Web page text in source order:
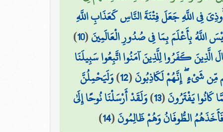
فِي اللَّهِ جَعَلَ فِتْنَةَ النَّاسِ كَعَذَابِ اللَّهِ
بِأَعْلَمَ بِمَا فِي صُدُورِ الْعَالَمِينَ(
10
)
الَّذِينَ كَفَرُوا لِلَّذِينَ آمَنُوا اتَّبِعُوا سَبِيلَنَا
شَيْءٍ ۖ إِنَّهُمْ لَكَاذِبُونَ(
12
)وَلَيَحْمِلُنَّ
كَانُوا يَفْتَرُونَ(
13
)وَلَقَدْ أَرْسَلْنَا نُوحًا إِلَىٰ
الطُّوفَانُ وَهُمْ ظَالِمُونَ(
14
)